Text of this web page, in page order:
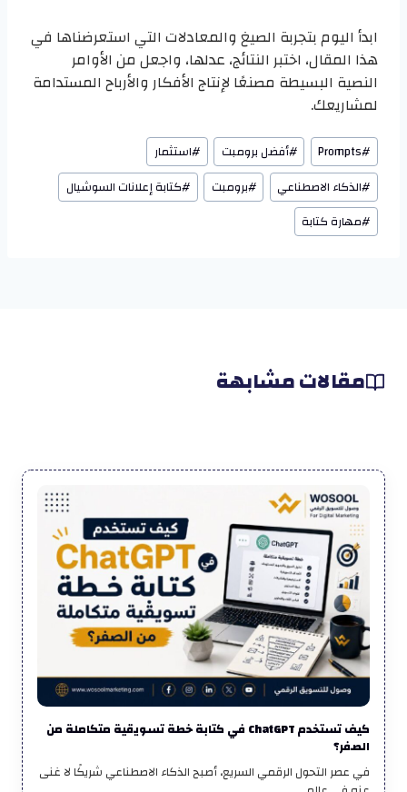
ابدأ اليوم بتجربة الصيغ والمعادلات التي استعرضناها في
هذا المقال، اختبر النتائج، عدلها، واجعل من الأوامر
النصية البسيطة مصنعًا لإنتاج الأفكار والأرباح المستدامة
لمشاريعك.
وسوم
المقال:
#
Prompts
#أفضل برومبت #استثمار
#الذكاء الاصطناعي #برومبت #كتابة إعلانات السوشيال
#مهارة كتابة
مقالات مشابهة
كيف تستخدم ChatGPT في كتابة خطة تسويقية متكاملة من
الصفر؟
في عصر التحول الرقمي السريع، أصبح الذكاء الاصطناعي شريكًا لا غنى